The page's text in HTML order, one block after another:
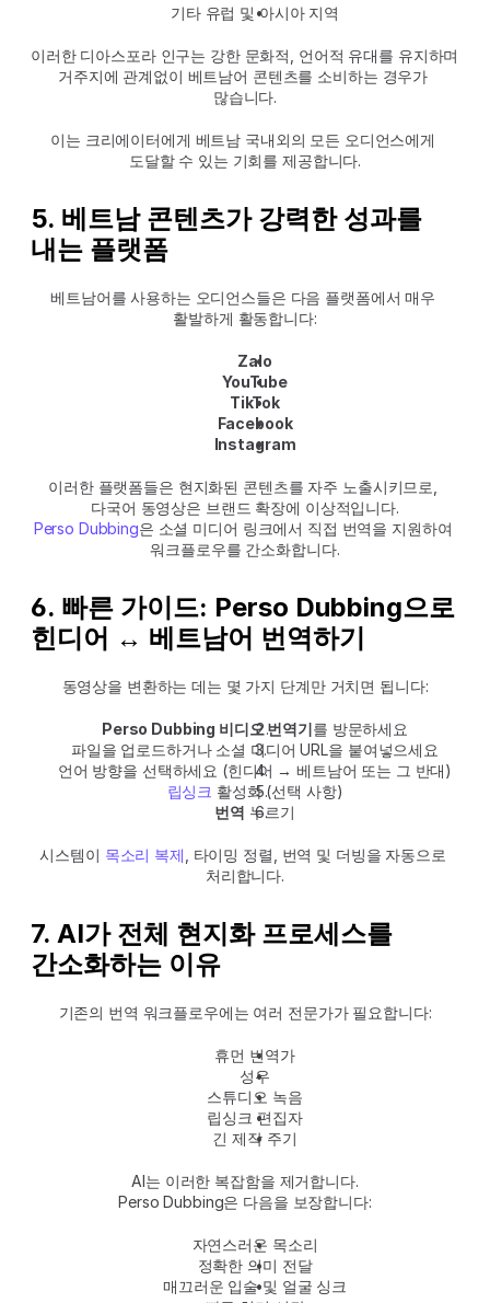
기타 유럽 및 아시아 지역
이러한 디아스포라 인구는 강한 문화적, 언어적 유대를 유지하며
거주지에 관계없이 베트남어 콘텐츠를 소비하는 경우가
많습니다.
이는 크리에이터에게 베트남 국내외의 모든 오디언스에게
도달할 수 있는 기회를 제공합니다.
5. 베트남 콘텐츠가 강력한 성과를
내는 플랫폼
베트남어를 사용하는 오디언스들은 다음 플랫폼에서 매우
활발하게 활동합니다:
Zalo
YouTube
TikTok
Facebook
Instagram
이러한 플랫폼들은 현지화된 콘텐츠를 자주 노출시키므로,
다국어 동영상은 브랜드 확장에 이상적입니다.
Perso Dubbing은 소셜 미디어 링크에서 직접 번역을 지원하여
워크플로우를 간소화합니다.
6. 빠른 가이드: Perso Dubbing으로
힌디어 ↔ 베트남어 번역하기
동영상을 변환하는 데는 몇 가지 단계만 거치면 됩니다:
Perso Dubbing 비디오 번역기를 방문하세요
파일을 업로드하거나 소셜 미디어 URL을 붙여넣으세요
언어 방향을 선택하세요 (힌디어 → 베트남어 또는 그 반대)
립싱크 활성화 (선택 사항)
번역 누르기
시스템이 목소리 복제
, 타이밍 정렬, 번역 및 더빙을 자동으로
처리합니다.
7. AI가 전체 현지화 프로세스를
간소화하는 이유
기존의 번역 워크플로우에는 여러 전문가가 필요합니다:
휴먼 번역가
성우
스튜디오 녹음
립싱크 편집자
긴 제작 주기
AI는 이러한 복잡함을 제거합니다.
Perso Dubbing은 다음을 보장합니다:
자연스러운 목소리
정확한 의미 전달
매끄러운 입술 및 얼굴 싱크